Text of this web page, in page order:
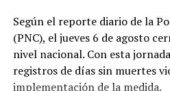
Según el reporte diario de la
(PNC), el jueves 6 de agosto
nivel nacional. Con esta
registros de días sin muertes
implementación de la medida.